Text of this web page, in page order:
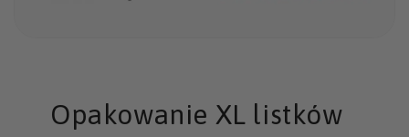
Opakowanie XL listków